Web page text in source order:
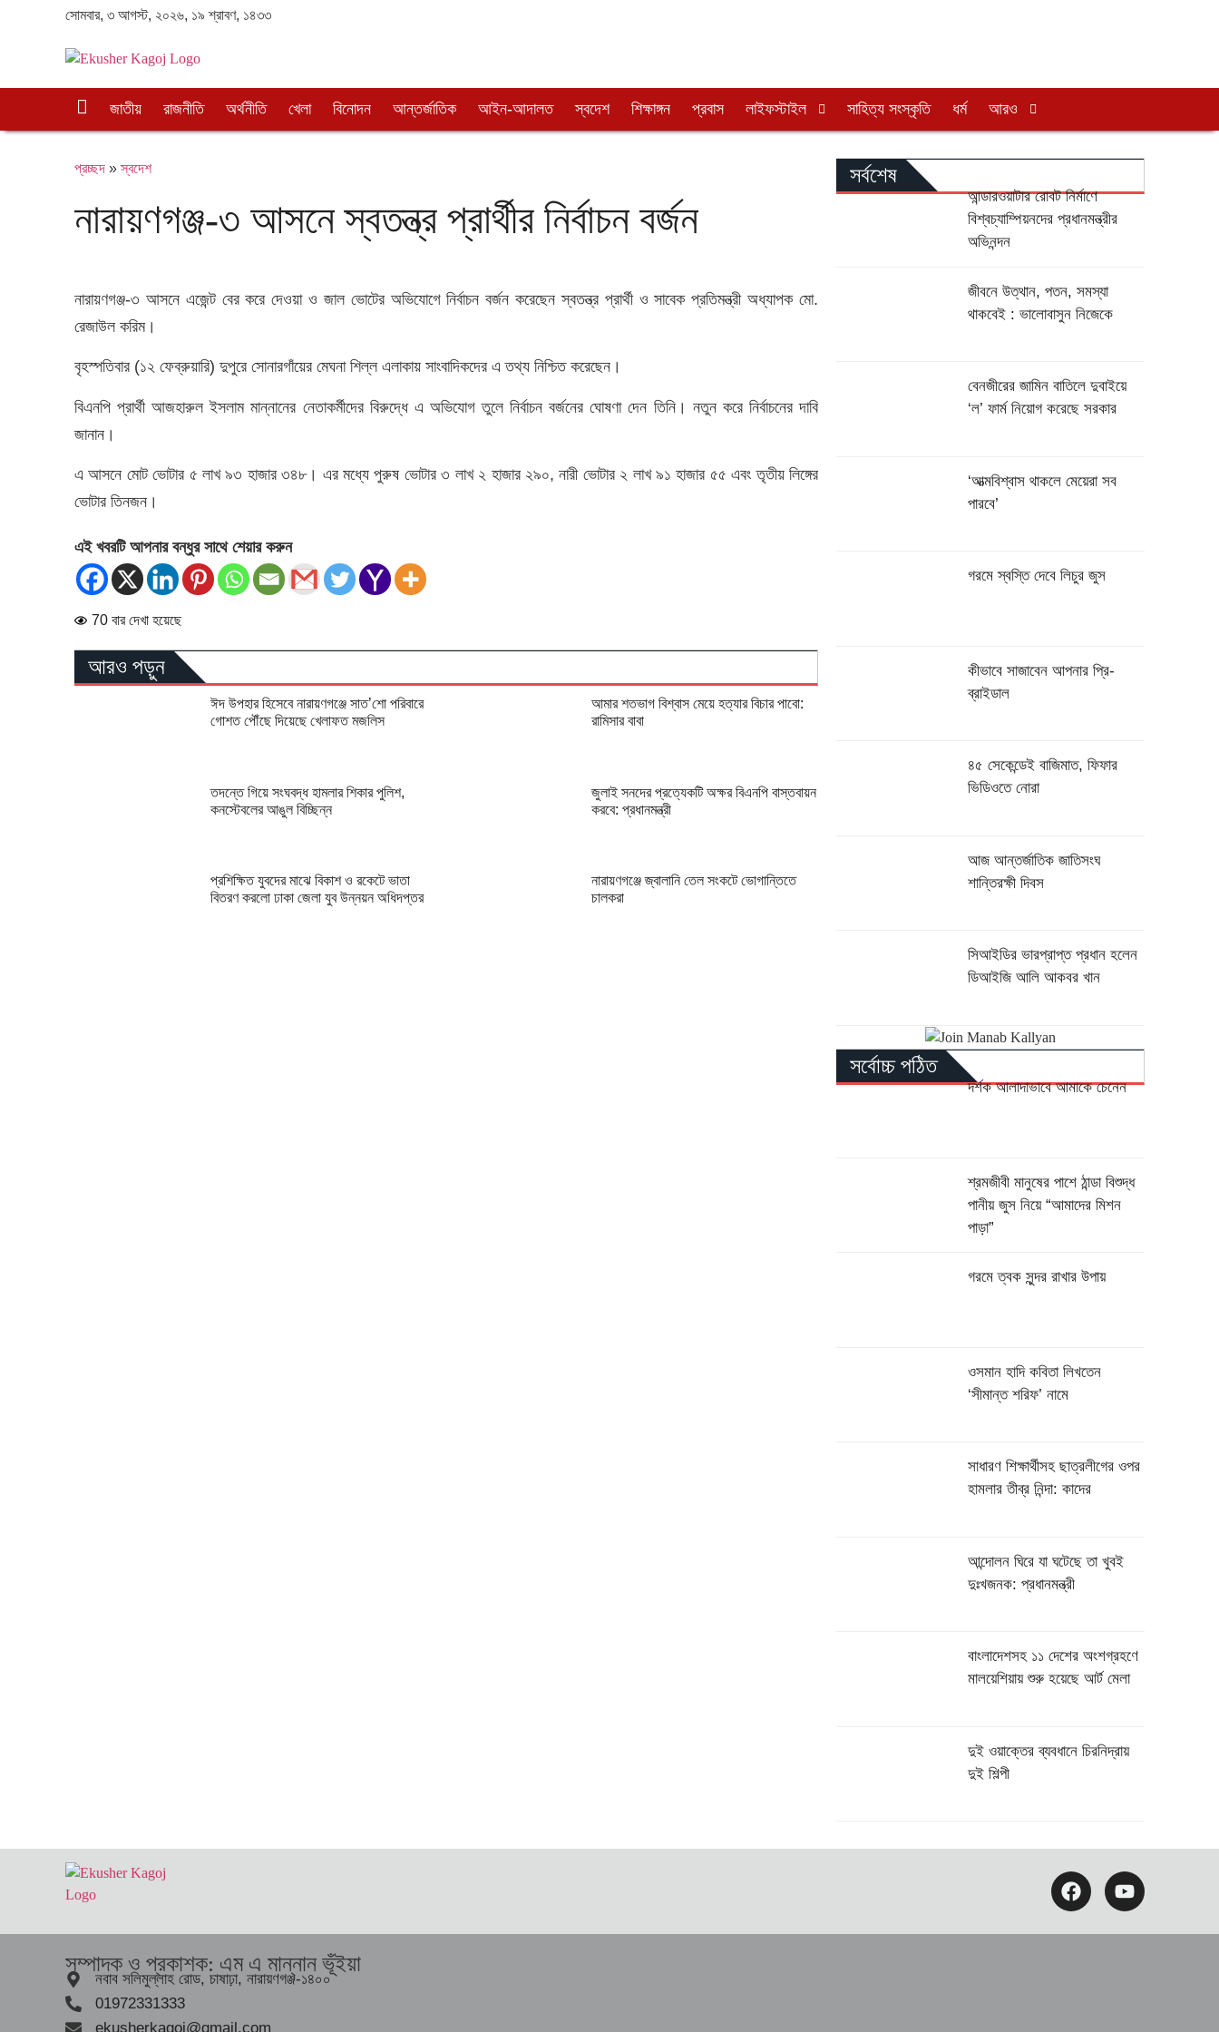
সোমবার, ৩ আগস্ট, ২০২৬, ১৯ শ্রাবণ, ১৪৩৩
চ্ছ
জাতীয় রাজনীতি অর্থনীতি খেলা বিনোদন আন্তর্জাতিক আইন-আদালত স্বদেশ শিক্ষাঙ্গন প্রবাস লাইফস্টাইল সাহিত্য সংস্কৃতি ধর্ম আরও
প্রচ্ছদ »স্বদেশ
নারায়ণগঞ্জ-৩ আসনে স্বতন্ত্র প্রার্থীর নির্বাচন বর্জন
নারায়ণগঞ্জ-৩ আসনে এজেন্ট বের করে দেওয়া ও জাল ভোটের অভিযোগে নির্বাচন বর্জন করেছেন স্বতন্ত্র প্রার্থী ও সাবেক প্রতিমন্ত্রী অধ্যাপক মো.
রেজাউল করিম।
বৃহস্পতিবার (১২ ফেব্রুয়ারি) দুপুরে সোনারগাঁয়ের মেঘনা শিল্ল এলাকায় সাংবাদিকদের এ তথ্য নিশ্চিত করেছেন।
বিএনপি প্রার্থী আজহারুল ইসলাম মান্নানের নেতাকর্মীদের বিরুদ্ধে এ অভিযোগ তুলে নির্বাচন বর্জনের ঘোষণা দেন তিনি। নতুন করে নির্বাচনের দাবি
জানান।
এ আসনে মোট ভোটার ৫ লাখ ৯৩ হাজার ৩৪৮। এর মধ্যে পুরুষ ভোটার ৩ লাখ ২ হাজার ২৯০, নারী ভোটার ২ লাখ ৯১ হাজার ৫৫ এবং তৃতীয় লিঙ্গের
ভোটার তিনজন।
এই খবরটি আপনার বন্ধুর সাথে শেয়ার করুন
70 বার দেখা হয়েছে
আরও পড়ুন
ঈদ উপহার হিসেবে নারায়ণগঞ্জে সাত’শো পরিবারে
গোশত পৌঁছে দিয়েছে খেলাফত মজলিস
আমার শতভাগ বিশ্বাস মেয়ে হত্যার বিচার পাবো:
রামিসার বাবা
তদন্তে গিয়ে সংঘবদ্ধ হামলার শিকার পুলিশ,
কনস্টেবলের আঙুল বিচ্ছিন্ন
জুলাই সনদের প্রত্যেকটি অক্ষর বিএনপি বাস্তবায়ন
করবে: প্রধানমন্ত্রী
প্রশিক্ষিত যুবদের মাঝে বিকাশ ও রকেটে ভাতা
বিতরণ করলো ঢাকা জেলা যুব উন্নয়ন অধিদপ্তর
নারায়ণগঞ্জে জ্বালানি তেল সংকটে ভোগান্তিতে
চালকরা
সর্বশেষ
আন্ডারওয়াটার রোবট নির্মাণে
বিশ্বচ্যাম্পিয়নদের প্রধানমন্ত্রীর
অভিনন্দন
জীবনে উত্থান, পতন, সমস্যা
থাকবেই : ভালোবাসুন নিজেকে
বেনজীরের জামিন বাতিলে দুবাইয়ে
‌‘ল’ ফার্ম নিয়োগ করেছে সরকার
‘আত্মবিশ্বাস থাকলে মেয়েরা সব
পারবে’
গরমে স্বস্তি দেবে লিচুর জুস
কীভাবে সাজাবেন আপনার প্রি-
ব্রাইডাল
৪৫ সেকেন্ডেই বাজিমাত, ফিফার
ভিডিওতে নোরা
আজ আন্তর্জাতিক জাতিসংঘ
শান্তিরক্ষী দিবস
সিআইডির ভারপ্রাপ্ত প্রধান হলেন
ডিআইজি আলি আকবর খান
সর্বোচ্চ পঠিত
দর্শক আলাদাভাবে আমাকে চেনেন
শ্রমজীবী মানুষের পাশে ঠান্ডা বিশুদ্ধ
পানীয় জুস নিয়ে “আমাদের মিশন
পাড়া”
গরমে ত্বক সুন্দর রাখার উপায়
ওসমান হাদি কবিতা লিখতেন
‘সীমান্ত শরিফ’ নামে
সাধারণ শিক্ষার্থীসহ ছাত্রলীগের ওপর
হামলার তীব্র নিন্দা: কাদের
আন্দোলন ঘিরে যা ঘটেছে তা খুবই
দুঃখজনক: প্রধানমন্ত্রী
বাংলাদেশসহ ১১ দেশের অংশগ্রহণে
মালয়েশিয়ায় শুরু হয়েছে আর্ট মেলা
দুই ওয়াক্তের ব্যবধানে চিরনিদ্রায়
দুই শিল্পী
সম্পাদক ও প্রকাশক: এম এ মান্নান ভূঁইয়া
নবাব সলিমুল্লাহ রোড, চাষাঢ়া, নারায়ণগঞ্জ-১৪০০
01972331333
ekusherkagoj@gmail.com